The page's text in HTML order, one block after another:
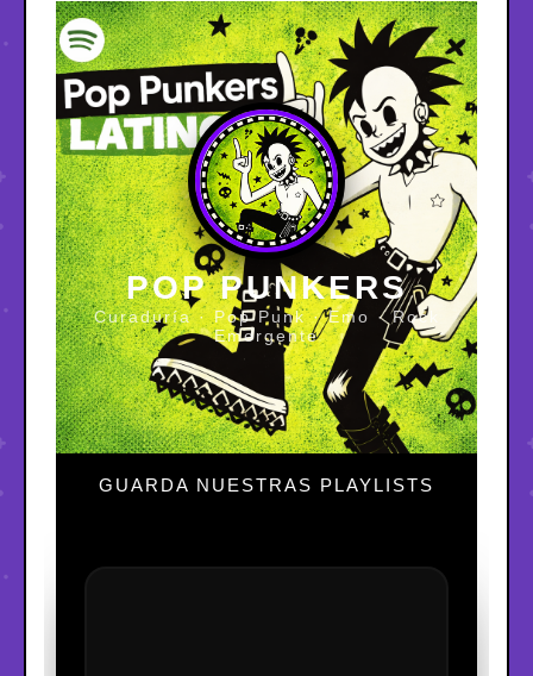
POP PUNKERS
Curaduría · Pop Punk · Emo · Rock
Emergente
GUARDA NUESTRAS PLAYLISTS